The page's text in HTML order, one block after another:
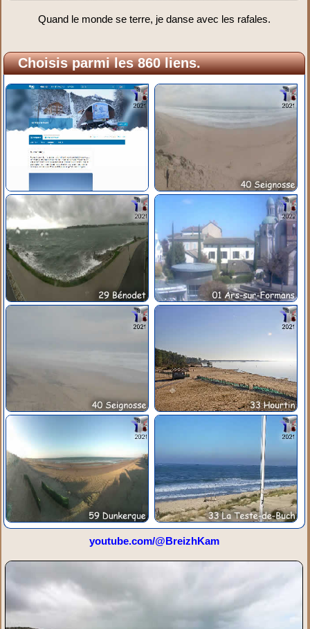
Quand le monde se terre, je danse avec les rafales.
Choisis parmi les 860 liens.
youtube.com/@BreizhKam